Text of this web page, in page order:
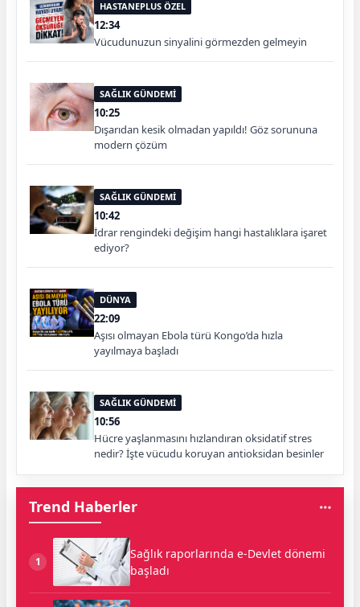
HASTANEPLUS ÖZEL
12:34
Vücudunuzun sinyalini görmezden gelmeyin
SAĞLIK GÜNDEMİ
10:25
Dışarıdan kesik olmadan yapıldı! Göz sorununa
modern çözüm
SAĞLIK GÜNDEMİ
10:42
İdrar rengindeki değişim hangi hastalıklara işaret
ediyor?
DÜNYA
22:09
Aşısı olmayan Ebola türü Kongo’da hızla
yayılmaya başladı
SAĞLIK GÜNDEMİ
10:56
Hücre yaşlanmasını hızlandıran oksidatif stres
nedir? İşte vücudu koruyan antioksidan besinler
Trend Haberler
1
Sağlık raporlarında e-Devlet dönemi
başladı